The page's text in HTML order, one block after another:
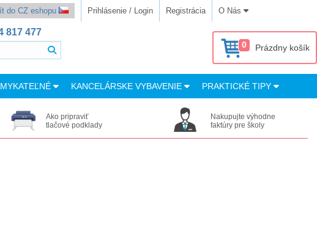
do CZ eshopu Prihlásenie / Login Registrácia O Nás
817 477
0 Prázdny košík
KANCELÁRSKE VYBAVENIE PRAKTICKÉ TIPY
Ako pripraviť
tlačové podklady
Nakupujte výhodne
faktúry pre školy